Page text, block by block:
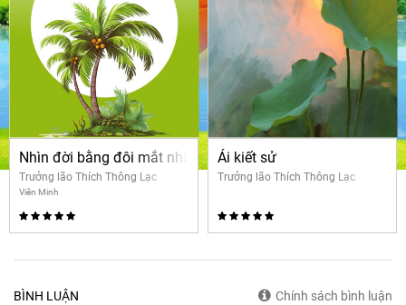
Nhìn đời bằng đôi mắt nhân quả
Trưởng lão Thích Thông Lạc
Viên Minh
Ái kiết sử
Trưởng lão Thích Thông Lạc
BÌNH LUẬN Chính sách bình luận